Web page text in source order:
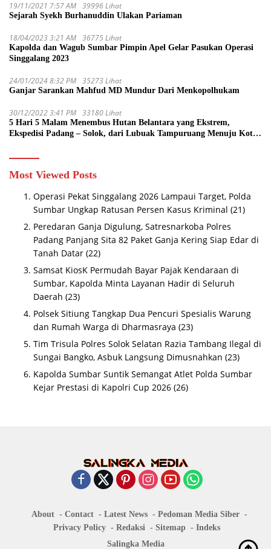
19/11/2021 7:57 AM 39996 Lihat
Sejarah Syekh Burhanuddin Ulakan Pariaman
18/04/2023 3:21 AM 36775 Lihat
Kapolda dan Wagub Sumbar Pimpin Apel Gelar Pasukan Operasi
Singgalang 2023
24/01/2024 8:32 PM 35273 Lihat
Ganjar Sarankan Mahfud MD Mundur Dari Menkopolhukam
30/12/2022 3:41 PM 33180 Lihat
5 Hari 5 Malam Menembus Hutan Belantara yang Ekstrem,
Ekspedisi Padang – Solok, dari Lubuak Tampuruang Menuju Koto
Most Viewed Posts
Operasi Pekat Singgalang 2026 Lampaui Target, Polda
Sumbar Ungkap Ratusan Persen Kasus Kriminal (21)
Peredaran Ganja Digulung, Satresnarkoba Polres
Padang Panjang Sita 82 Paket Ganja Kering Siap Edar di
Tanah Datar (22)
Samsat KiosK Permudah Bayar Pajak Kendaraan di
Sumbar, Kapolda Minta Layanan Hadir di Seluruh
Daerah (23)
Polsek Sitiung Tangkap Dua Pencuri Spesialis Warung
dan Rumah Warga di Dharmasraya (23)
Tim Trisula Polres Solok Selatan Razia Tambang Ilegal di
Sungai Bangko, Asbuk Langsung Dimusnahkan (23)
Kapolda Sumbar Suntik Semangat Atlet Polda Sumbar
Kejar Prestasi di Kapolri Cup 2026 (26)
About Contact Latest News
Pedoman Media Siber
Privacy Policy
Redaksi Sitemap
Indeks
Salingka Media